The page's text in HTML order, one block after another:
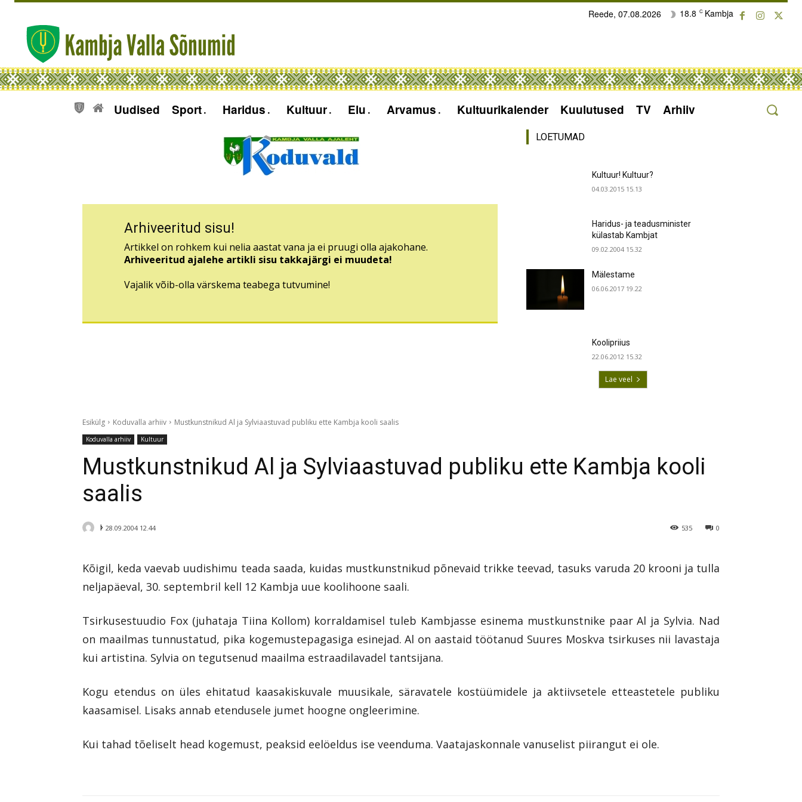
18.8 C Kambja
Reede, 07.08.2026
Uudised Sport Haridus Kultuur Elu Arvamus Kultuurikalender Kuulutused TV Arhiiv
Arhiveeritud sisu!
Artikkel on rohkem kui nelia aastat vana ja ei pruugi olla ajakohane.
Arhiveeritud ajalehe artikli sisu takkajärgi ei muudeta!
Vajalik võib-olla värskema teabega tutvumine!
LOETUMAD
Kultuur! Kultuur?
04.03.2015 15.13
Haridus- ja teadusminister
külastab Kambjat
09.02.2004 15.32
Mälestame
06.06.2017 19.22
Koolipriius
22.06.2012 15.32
Lae veel
Esikülg Koduvalla arhiiv Mustkunstnikud Al ja Sylviaastuvad publiku ette Kambja kooli saalis
Koduvalla arhiiv Kultuur
Mustkunstnikud Al ja Sylviaastuvad publiku ette Kambja kooli
saalis
ᚦ 0
28.09.2004 12.44 535
Kõigil, keda vaevab uudishimu teada saada, kuidas mustkunstnikud põnevaid trikke teevad, tasuks varuda 20 krooni ja tulla
neljapäeval, 30. septembril kell 12 Kambja uue koolihoone saali.
Tsirkusestuudio Fox (juhataja Tiina Kollom) korraldamisel tuleb Kambjasse esinema mustkunstnike paar Al ja Sylvia. Nad
on maailmas tunnustatud, pika kogemustepagasiga esinejad. Al on aastaid töötanud Suures Moskva tsirkuses nii lavastaja
kui artistina. Sylvia on tegutsenud maailma estraadilavadel tantsijana.
Kogu etendus on üles ehitatud kaasakiskuvale muusikale, säravatele kostüümidele ja aktiivsetele etteastetele publiku
kaasamisel. Lisaks annab etendusele jumet hoogne ongleerimine.
Kui tahad tõeliselt head kogemust, peaksid eelöeldus ise veenduma. Vaatajaskonnale vanuselist piirangut ei ole.